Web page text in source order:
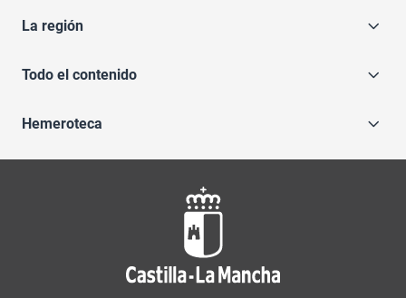
La región
Todo el contenido
Hemeroteca